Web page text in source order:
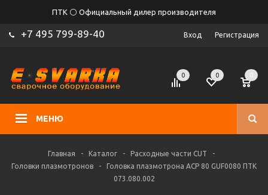
ПТК ⚪ Официальный дилер производителя
+7 495 799-89-40 Вход Регистрация
МЕНЮ
0 0
Главная - Каталог - Расходные части CUT
-
Головки плазмотронов
-
Головка плазмотрона ACP 80 GUF0080 ПТК
073.080.002